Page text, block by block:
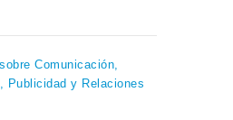
Comunicación,
Publicidad y Relaciones